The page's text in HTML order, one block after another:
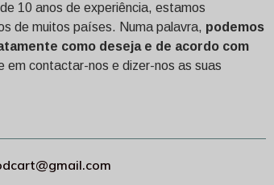
10 anos de experiência, estamos
de muitos países. Numa palavra, podemos
como deseja e de acordo com
em contactar-nos e dizer-nos as suas